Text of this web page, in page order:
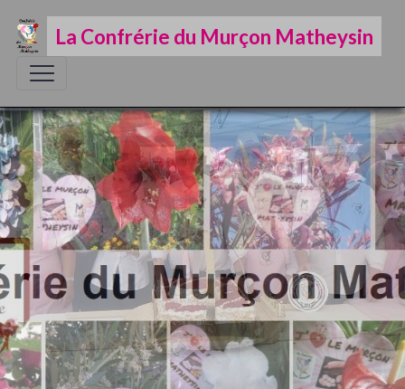
La Confrérie du Murçon Matheysin